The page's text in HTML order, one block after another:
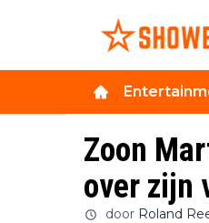
Zoon
over zijn
door Roland